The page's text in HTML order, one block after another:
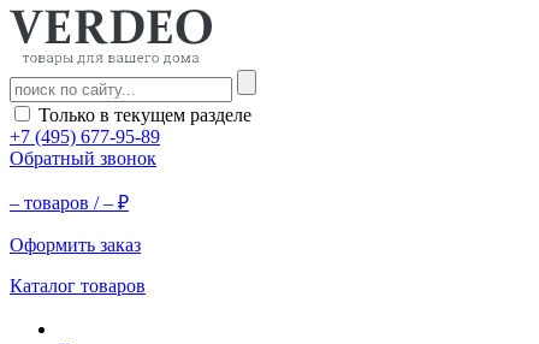
Только в текущем разделе
+7 (495) 677-95-89
Обратный звонок
– товаров /– ₽
Оформить заказ
Каталог товаров